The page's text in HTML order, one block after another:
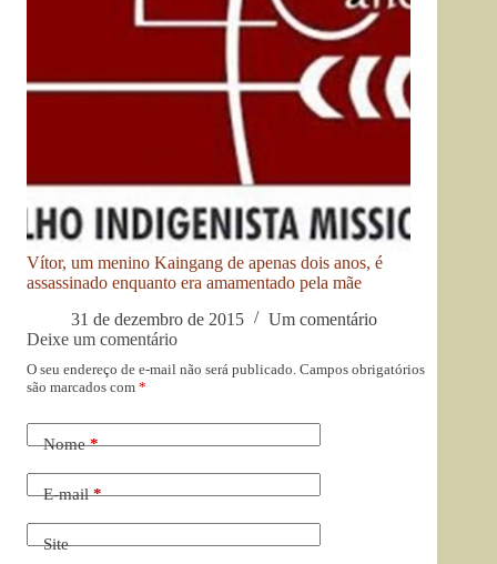
Vítor, um menino Kaingang de apenas dois anos, é
assassinado enquanto era amamentado pela mãe
31 de dezembro de 2015
Um comentário
Deixe um comentário
O seu endereço de e-mail não será publicado. Campos obrigatórios
são marcados com *
Nome*
E-mail*
Site